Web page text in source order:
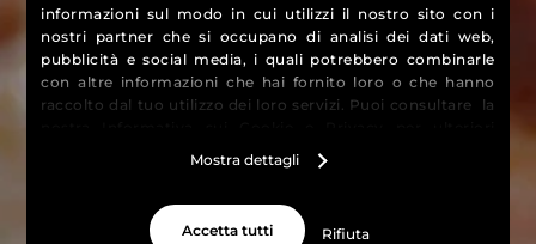
informazioni sul modo in cui utilizzi il nostro sito con i
nostri partner che si occupano di analisi dei dati web,
pubblicità e social media, i quali potrebbero combinarle
con altre informazioni che hai fornito loro o che hanno
raccolto dal tuo utilizzo dei loro servizi. Puoi consultare la
Mostra dettagli
Accetta tutti Rifiuta
PRENOTA UN TAVOLO